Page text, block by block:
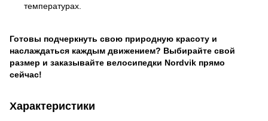
температурах.
Готовы подчеркнуть свою природную красоту и
наслаждаться каждым движением? Выбирайте свой
размер и заказывайте велосипедки Nordvik прямо
сейчас!
Характеристики